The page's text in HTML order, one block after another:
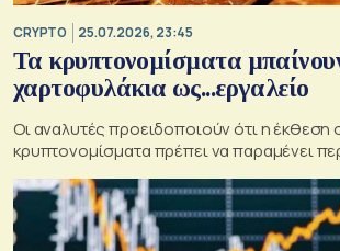
CRYPTO 25.07.2026, 23:45
Τα κρυπτονομίσματα
χαρτοφυλάκια ως...εργαλείο
Οι αναλυτές προειδοποιούν ότι η έκθεση
κρυπτονομίσματα πρέπει να παραμένει